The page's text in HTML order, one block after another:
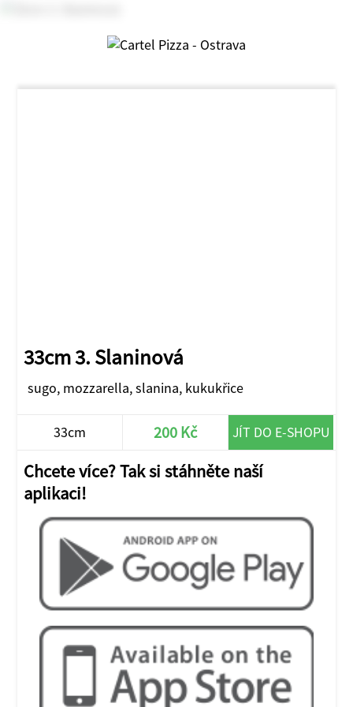
33cm 3. Slaninová
sugo, mozzarella, slanina, kukukřice
33cm 200 Kč JÍT DO E-SHOPU
Chcete více? Tak si stáhněte naší
aplikaci!